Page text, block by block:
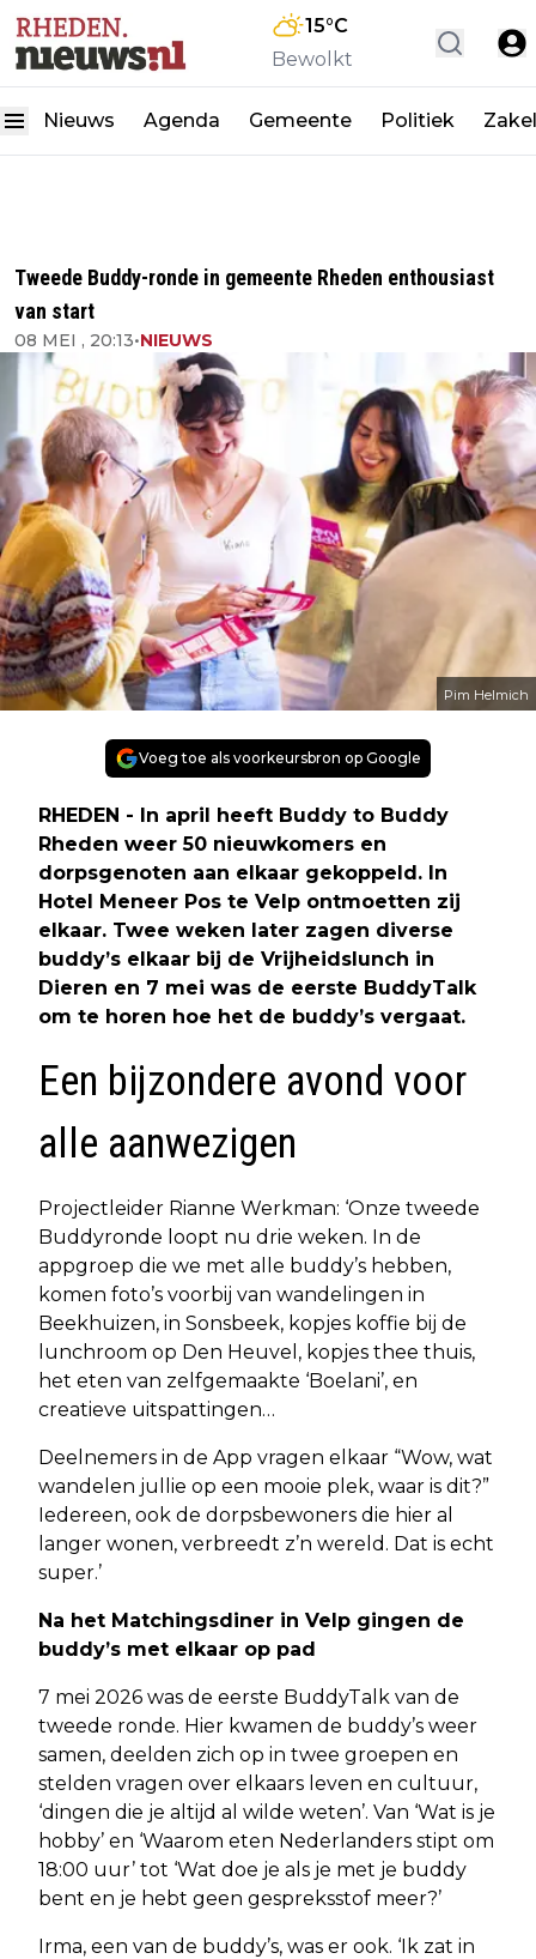
15°C
Bewolkt
Nieuws Agenda Gemeente Politiek
Tweede Buddy-ronde in gemeente Rheden enthousiast
van start
08 MEI , 20:13•NIEUWS
Pim Helmich
Voeg toe als voorkeursbron op Google
RHEDEN - In april heeft Buddy to Buddy
Rheden weer 50 nieuwkomers en
dorpsgenoten aan elkaar gekoppeld. In
Hotel Meneer Pos te Velp ontmoetten zij
elkaar. Twee weken later zagen diverse
buddy’s elkaar bij de Vrijheidslunch in
Dieren en 7 mei was de eerste BuddyTalk
om te horen hoe het de buddy’s vergaat.
Een bijzondere avond voor
alle aanwezigen
Projectleider Rianne Werkman: ‘Onze tweede
Buddyronde loopt nu drie weken. In de
appgroep die we met alle buddy’s hebben,
komen foto’s voorbij van wandelingen in
Beekhuizen, in Sonsbeek, kopjes koffie bij de
lunchroom op Den Heuvel, kopjes thee thuis,
het eten van zelfgemaakte ‘Boelani’, en
creatieve uitspattingen…
Deelnemers in de App vragen elkaar “Wow, wat
wandelen jullie op een mooie plek, waar is dit?”
Iedereen, ook de dorpsbewoners die hier al
langer wonen, verbreedt z’n wereld. Dat is echt
super.’
Na het Matchingsdiner in Velp gingen de
buddy’s met elkaar op pad
7 mei 2026 was de eerste BuddyTalk van de
tweede ronde. Hier kwamen de buddy’s weer
samen, deelden zich op in twee groepen en
stelden vragen over elkaars leven en cultuur,
‘dingen die je altijd al wilde weten’. Van ‘Wat is je
hobby’ en ‘Waarom eten Nederlanders stipt om
18:00 uur’ tot ‘Wat doe je als je met je buddy
bent en je hebt geen gespreksstof meer?’
Irma, een van de buddy’s, was er ook. ‘Ik zat in